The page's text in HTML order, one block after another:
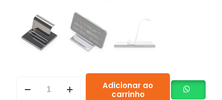
Adicionar ao
carrinho